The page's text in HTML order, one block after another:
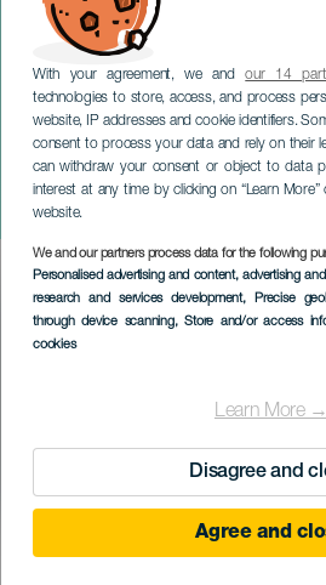
With your agreement, we andour 14
technologies to store, access, and process
website, IP addresses and cookie identifiers.
consent to process your data and rely on their
can withdraw your consent or object to data
interest at any time by clicking on “Learn
website.
We and our partners process data for the following
Personalised advertising and content, advertising
research and services development, Precise
through device scanning, Store and/or access
cookies
Learn More →
Disagree and
Agree and
La danza e i più
TENERIFE
Imagen
Listado